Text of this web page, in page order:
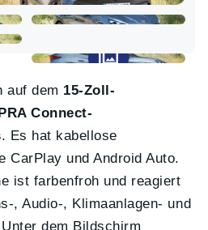
auf dem 15-Zoll-
Connect-
. Es hat kabellose
CarPlay und Android Auto.
ist farbenfroh und reagiert
, Audio-, Klimaanlagen- und
dem Bildschirm